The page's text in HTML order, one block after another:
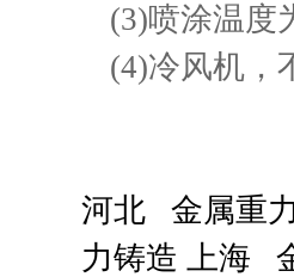
(3)喷涂温度
(4)冷风机，
河北 金属重
力铸造 上海